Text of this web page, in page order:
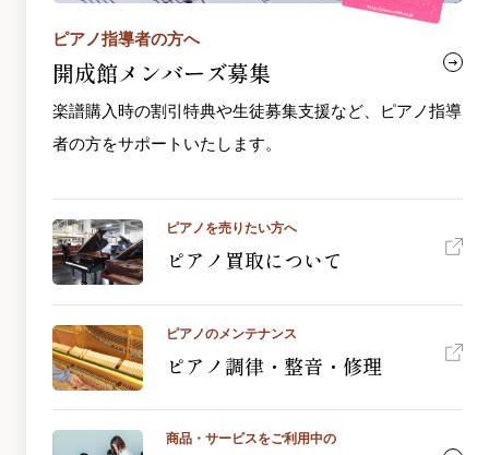
ピアノ指導者の方へ
開成館メンバーズ募集
楽譜購入時の割引特典や生徒募集支援など、ピアノ指導
者の方をサポートいたします。
ピアノを売りたい方へ
ピアノ買取について
ピアノのメンテナンス
ピアノ調律・整音・修理
商品・サービスをご利用中の